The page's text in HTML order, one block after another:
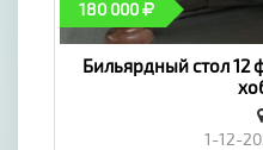
180 000
Бильярдный стол 12
1-12-